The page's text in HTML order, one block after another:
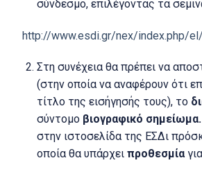
σύνδεσμο, επιλέγοντας τα
http://www.esdi.gr/nex/index.php/
Στη συνέχεια θα πρέπει να
(στην οποία να αναφέρουν ότι
τίτλο της εισήγησής τους), το
σύντομο βιογραφικό
στην ιστοσελίδα της ΕΣΔι
οποία θα υπάρχει προθεσμία